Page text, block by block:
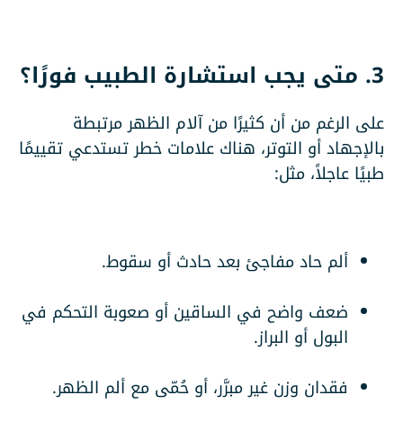
3. متى يجب استشارة الطبيب فورًا؟
على الرغم من أن كثيرًا من آلام الظهر مرتبطة
بالإجهاد أو التوتر، هناك علامات خطر تستدعي تقييمًا
طبيًا عاجلاً، مثل:
ألم حاد مفاجئ بعد حادث أو سقوط.
ضعف واضح في الساقين أو صعوبة التحكم في
البول أو البراز.
فقدان وزن غير مبرَّر، أو حُمّى مع ألم الظهر.